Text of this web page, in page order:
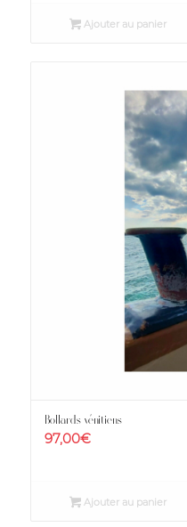
Ajouter au panier
Bollards vénitiens
97,00€
Ajouter au panier